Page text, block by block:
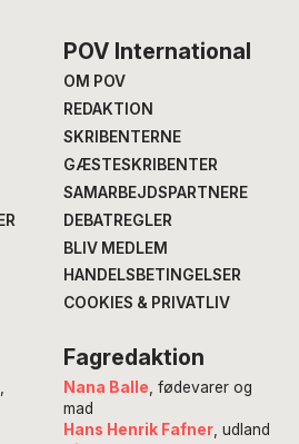
POV International
OM POV
REDAKTION
SKRIBENTERNE
GÆSTESKRIBENTER
SAMARBEJDSPARTNERE
DEBATREGLER
BLIV MEDLEM
HANDELSBETINGELSER
COOKIES & PRIVATLIV
Fagredaktion
Nana Balle , fødevarer og
mad
Hans Henrik Fafner, udland